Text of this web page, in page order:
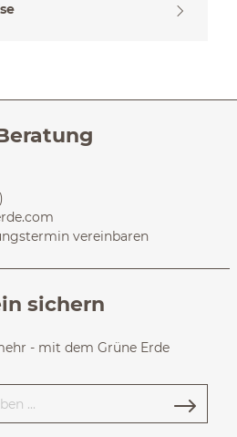
vereinbaren
sichern
- mit dem Grüne Erde